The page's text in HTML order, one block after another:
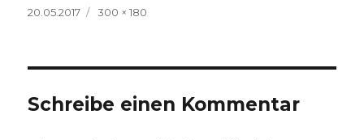
Veröffentlicht
20.05.2017
Volle
300 × 180
Schreibe einen Kommentar